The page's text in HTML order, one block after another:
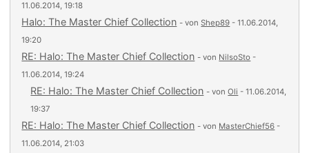
11.06.2014, 19:18
Halo: The Master Chief Collection - vonShep89 - 11.06.2014,
19:20
RE: Halo: The Master Chief Collection - von NilsoSto -
11.06.2014, 19:24
RE: Halo: The Master Chief Collection - vonOli - 11.06.2014,
19:37
RE: Halo: The Master Chief Collection - von MasterChief56 -
11.06.2014, 21:03